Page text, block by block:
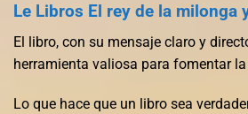
Le Libros El rey de la milonga
El libro, con su mensaje claro y
herramienta valiosa para fomentar
Lo que hace que un libro sea